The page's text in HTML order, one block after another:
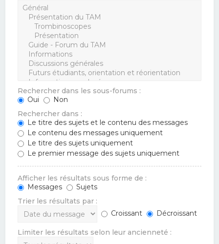
Rechercher dans les sous-forums :
Oui
Non
Rechercher dans :
Le titre des sujets et le contenu des messages
Le contenu des messages uniquement
Le titre des sujets uniquement
Le premier message des sujets uniquement
Afficher les résultats sous forme de :
Messages
Sujets
Trier les résultats par :
Croissant
Décroissant
Limiter les résultats selon leur ancienneté :